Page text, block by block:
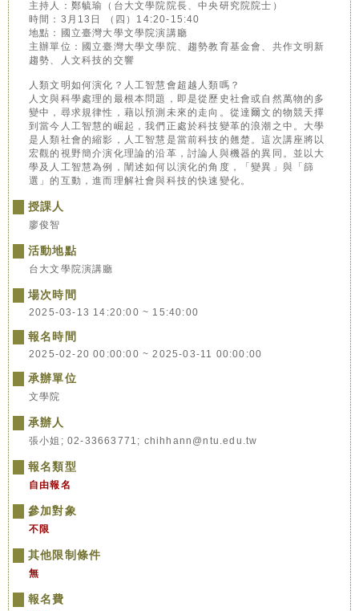
主持人：鄭毓瑜（台大文學院院長、中央研究院院士）
時間：3月13日 （四）14:20-15:40
地點：國立臺灣大學文學院演講廳
主辦單位：國立臺灣大學文學院、趨勢教育基金會、共作文明新
趨勢、人文科技的交響
人類文明如何演化？人工智慧會超越人類嗎？
人文與科學處理的最根本問題，即是從歷史社會或自然萬物的多
變中，尋求規律性，藉以預測未來的走向。從達爾文的物競天擇
到當今人工智慧的崛起，我們正處於科技變革的浪潮之中。大學
是人類社會的縮影，人工智慧是當前科技的翹楚。這次講座將以
宏觀的視野簡介演化理論的沿革，討論人與機器的異同。並以大
學及人工智慧為例，闡述如何以演化的角度，「變異」與「篩
選」的互動，進而理解社會與科技的快速變化。
授課人
廖俊智
活動地點
台大文學院演講廳
場次時間
2025-03-13 14:20:00 ~ 15:40:00
報名時間
2025-02-20 00:00:00 ~ 2025-03-11 00:00:00
承辦單位
文學院
承辦人
張小姐; 02-33663771; chihhann@ntu.edu.tw
報名類型
自由報名
參加對象
不限
其他限制條件
無
報名費